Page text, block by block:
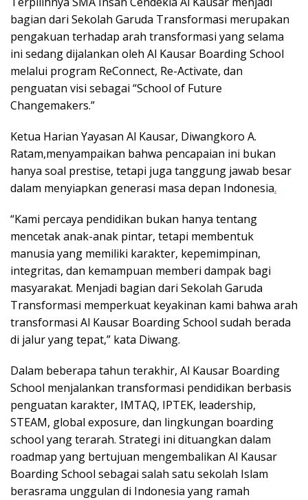
bagian dari Sekolah Garuda Transformasi merupakan
pengakuan terhadap arah transformasi yang selama
ini sedang dijalankan oleh Al Kausar Boarding School
melalui program ReConnect, Re-Activate, dan
penguatan visi sebagai “School of Future
Changemakers.”
Ketua Harian Yayasan Al Kausar, Diwangkoro A.
Ratam,menyampaikan bahwa pencapaian ini bukan
hanya soal prestise, tetapi juga tanggung jawab besar
dalam menyiapkan generasi masa depan Indonesia.
“Kami percaya pendidikan bukan hanya tentang
mencetak anak-anak pintar, tetapi membentuk
manusia yang memiliki karakter, kepemimpinan,
integritas, dan kemampuan memberi dampak bagi
masyarakat. Menjadi bagian dari Sekolah Garuda
Transformasi memperkuat keyakinan kami bahwa arah
transformasi Al Kausar Boarding School sudah berada
di jalur yang tepat,” kata Diwang.
Dalam beberapa tahun terakhir, Al Kausar Boarding
School menjalankan transformasi pendidikan berbasis
penguatan karakter, IMTAQ, IPTEK, leadership,
STEAM, global exposure, dan lingkungan boarding
school yang terarah. Strategi ini dituangkan dalam
roadmap yang bertujuan mengembalikan Al Kausar
Boarding School sebagai salah satu sekolah Islam
berasrama unggulan di Indonesia yang ramah